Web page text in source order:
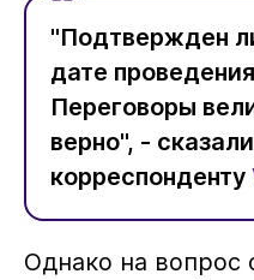
"Подтвержден
дате
Переговоры
верно", -
корреспонденту
Однако на вопрос